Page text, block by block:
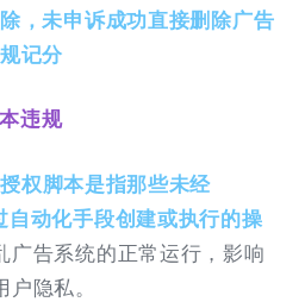
，未申诉成功直接删除广告
记分
违规
权脚本是指那些未经
动化手段创建或执行的操
广告系统的正常运行，影响
隐私。